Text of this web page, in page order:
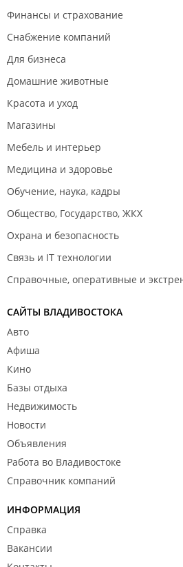
Финансы и страхование
Снабжение компаний
Для бизнеса
Домашние животные
Красота и уход
Магазины
Мебель и интерьер
Медицина и здоровье
Обучение, наука, кадры
Общество, Государство, ЖКХ
Охрана и безопасность
Связь и IT технологии
Справочные, оперативные и
САЙТЫ ВЛАДИВОСТОКА
Авто
Афиша
Кино
Базы отдыха
Недвижимость
Новости
Объявления
Работа во Владивостоке
Справочник компаний
ИНФОРМАЦИЯ
Справка
Вакансии